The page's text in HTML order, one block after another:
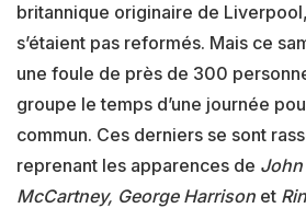
britannique originaire de
s’étaient pas reformés. Mais ce
une foule de près de 300
groupe le temps d’une journée
commun. Ces derniers se sont
reprenant les apparences de John
McCartney, George Harrison et